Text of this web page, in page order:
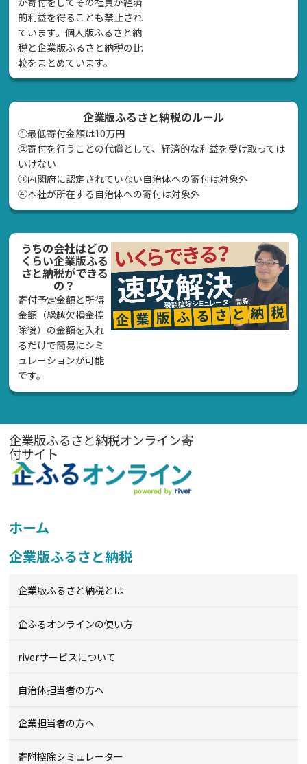
的利益を得ることも禁止され
ています。個人版ふるさと納
税と企業版ふるさと納税の比
較をまとめています。
企業版ふるさと納税のルール
①最低寄付金額は10万円
②寄付を行うことの代償として、経済的な利益を受け取っては
いけない
➂内閣府に認定されていない自治体への寄付は対象外
④本社が所在する自治体への寄付は対象外
うちの会社はどの
くらい企業版ふる
さと納税ができる
の？
寄付予定金額と所得
金額（繰越欠損金控
除後）の金額を入れ
るだけで簡易にシミ
ュレーションが可能
です。
企業版ふるさと納税オンライン寄
付サイト
ホーム
企業版ふるさと納税
企業版ふるさと納税とは
企ふるオンラインの使い方
riverサービスについて
自治体担当者の方へ
企業担当者の方へ
寄附控除シミュレーター